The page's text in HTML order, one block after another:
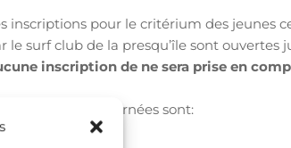
inscriptions pour le critérium des jeunes
le surf club de la presqu’île sont ouvertes
inscription de ne sera prise en
catégories concernées sont:
benjamin